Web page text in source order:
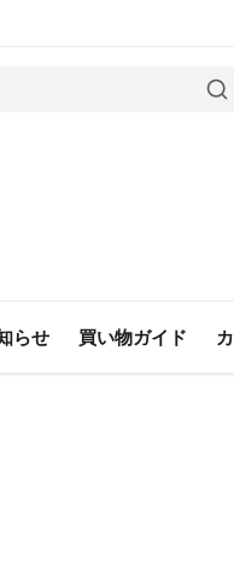
らせ 買い物ガイド